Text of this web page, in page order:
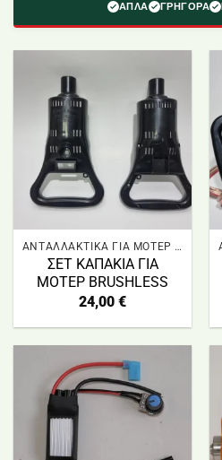
ΑΠΛΑ ΓΡΗΓΟΡΑ
ΑΝΤΑΛΛΑΚΤΙΚΑ ΓΙΑ ΜΟΤΕΡ BRUSHLESS
ΣΕΤ ΚΑΠΑΚΙΑ ΓΙΑ
ΜΟΤΕΡ BRUSHLESS
24,00 €